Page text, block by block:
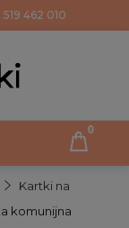
519 462 010
Kartki na
komunijna